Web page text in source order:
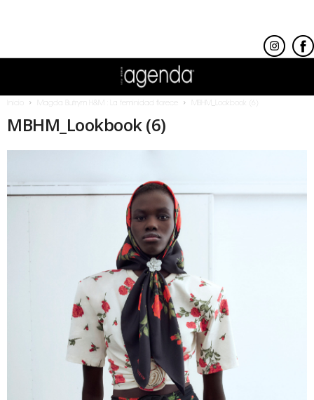
Magda Butrym H&M : La feminidad florece MBHM_Lookbook (6)
MBHM_Lookbook (6)